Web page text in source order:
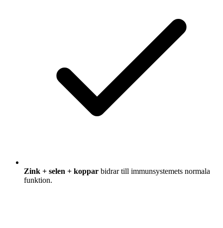
Zink + selen + koppar bidrar till immunsystemets normala
funktion.